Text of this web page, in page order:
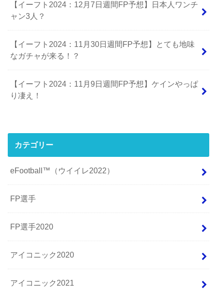
【イーフト2024：12月7日週間FP予想】日本人ワンチ
ャン3人？
【イーフト2024：11月30日週間FP予想】とても地味
なガチャが来る！？
【イーフト2024：11月9日週間FP予想】ケインやっぱ
り凄え！
カテゴリー
eFootball™（ウイイレ2022）
FP選手
FP選手2020
アイコニック2020
アイコニック2021